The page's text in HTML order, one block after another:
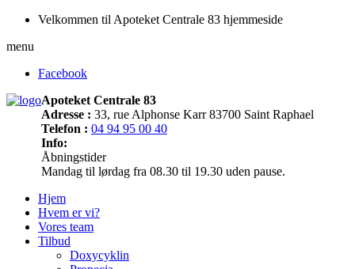
Velkommen til Apoteket Centrale 83 hjemmeside
menu
Facebook
Apoteket Centrale 83
Adresse : 33, rue Alphonse Karr 83700 Saint Raphael
Telefon : 04 94 95 00 40
Info:
Åbningstider
Mandag til lørdag fra 08.30 til 19.30 uden pause.
Hjem
Hvem er vi?
Vores team
Tilbud
Doxycyklin